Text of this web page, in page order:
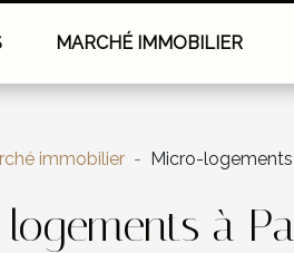
MARCHÉ IMMOBILIER
immobilier Micro-logements
à